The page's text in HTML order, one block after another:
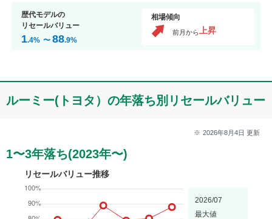
歴代モデルの
リセールバリュー
1.4% 〜 88.9%
相場傾向
前月から 上昇
ルーミー(トヨタ）の年落ち別リセールバリュー
2026年8月4日 更新
1〜3年落ち(2023年〜)
リセールバリュー推移
2026/07
最大値